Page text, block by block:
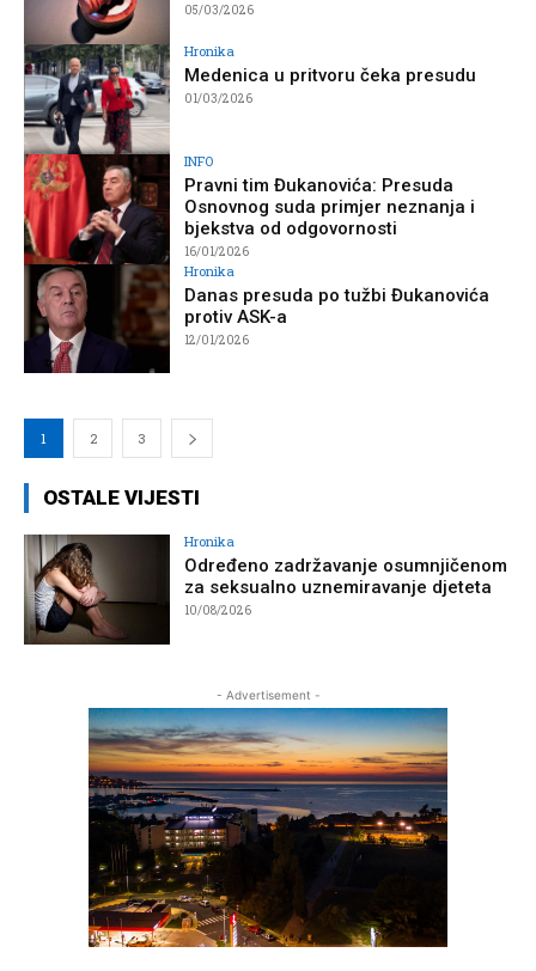
05/03/2026
Hronika
Medenica u pritvoru čeka presudu
01/03/2026
INFO
Pravni tim Đukanovića: Presuda
Osnovnog suda primjer neznanja i
bjekstva od odgovornosti
16/01/2026
Hronika
Danas presuda po tužbi Đukanovića
protiv ASK-a
12/01/2026
1 2 3
OSTALE VIJESTI
Hronika
Određeno zadržavanje osumnjičenom
za seksualno uznemiravanje djeteta
10/08/2026
- Advertisement -